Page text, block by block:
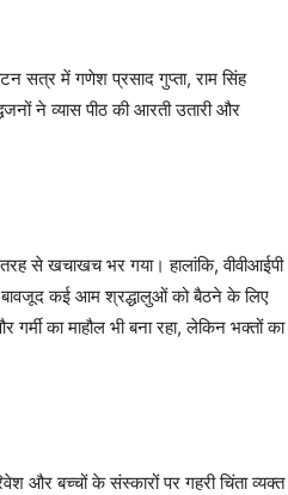
सत्र में गणेश प्रसाद गुप्ता, राम सिंह
ने व्यास पीठ की आरती उतारी और
से खचाखच भर गया। हालांकि, वीवीआईपी
बावजूद कई आम श्रद्धालुओं को बैठने के लिए
का माहौल भी बना रहा, लेकिन भक्तों का
और बच्चों के संस्कारों पर गहरी चिंता व्यक्त